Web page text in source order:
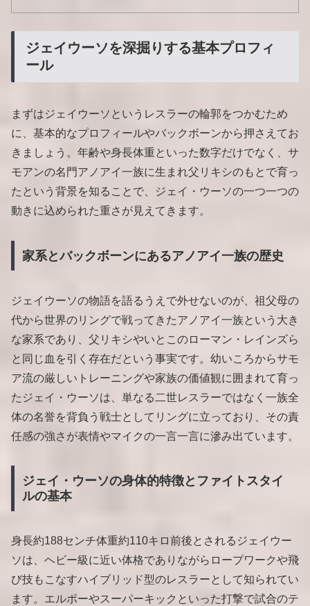
ジェイウーソを深掘りする基本プロフィ
ール
まずはジェイウーソというレスラーの輪郭をつかむため
に、基本的なプロフィールやバックボーンから押さえてお
きましょう。年齢や身長体重といった数字だけでなく、サ
モアンの名門アノアイ一族に生まれ父リキシのもとで育っ
たという背景を知ることで、ジェイ・ウーソの一つ一つの
動きに込められた重さが見えてきます。
家系とバックボーンにあるアノアイ一族の歴史
ジェイウーソの物語を語るうえで外せないのが、祖父母の
代から世界のリングで戦ってきたアノアイ一族という大き
な家系であり、父リキシやいとこのローマン・レインズら
と同じ血を引く存在だという事実です。幼いころからサモ
ア流の厳しいトレーニングや家族の価値観に囲まれて育っ
たジェイ・ウーソは、単なる二世レスラーではなく一族全
体の名誉を背負う戦士としてリングに立っており、その責
任感の強さが表情やマイクの一言一言に滲み出ています。
ジェイ・ウーソの身体的特徴とファイトスタイ
ルの基本
身長約188センチ体重約110キロ前後とされるジェイウー
ソは、ヘビー級に近い体格でありながらロープワークや飛
び技もこなすハイブリッド型のレスラーとして知られてい
ます。エルボーやスーパーキックといった打撃で試合のテ